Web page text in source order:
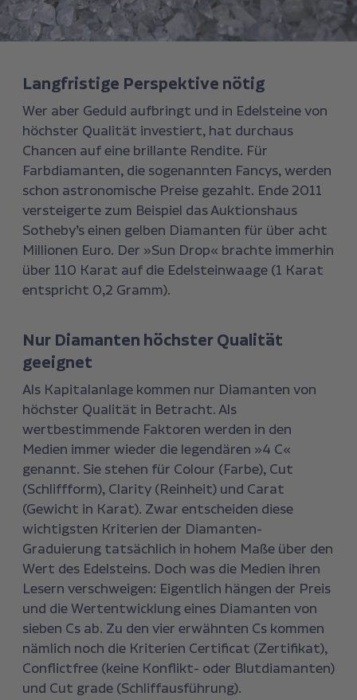
Langfristige Perspektive nötig
Wer aber Geduld aufbringt und in Edelsteine von
höchster Qualität investiert, hat durchaus
Chancen auf eine brillante Rendite. Für
Farbdiamanten, die sogenannten Fancys, werden
schon astronomische Preise gezahlt. Ende 2011
versteigerte zum Beispiel das Auktionshaus
Sotheby’s einen gelben Diamanten für über acht
Millionen Euro. Der »Sun Drop« brachte immerhin
über 110 Karat auf die Edelsteinwaage (1 Karat
entspricht 0,2 Gramm).
Nur Diamanten höchster Qualität
geeignet
Als Kapitalanlage kommen nur Diamanten von
höchster Qualität in Betracht. Als
wertbestimmende Faktoren werden in den
Medien immer wieder die legendären »4 C«
genannt. Sie stehen für Colour (Farbe), Cut
(Schliffform), Clarity (Reinheit) und Carat
(Gewicht in Karat). Zwar entscheiden diese
wichtigsten Kriterien der Diamanten-
Graduierung tatsächlich in hohem Maße über den
Wert des Edelsteins. Doch was die Medien ihren
Lesern verschweigen: Eigentlich hängen der Preis
und die Wertentwicklung eines Diamanten von
sieben Cs ab. Zu den vier erwähnten Cs kommen
nämlich noch die Kriterien Certificat (Zertifikat),
Conflictfree (keine Konflikt- oder Blutdiamanten)
und Cut grade (Schliffausführung).